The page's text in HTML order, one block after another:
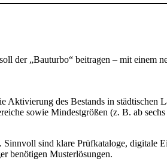
der „Bauturbo“ beitragen – mit
des Bestands in
sowie Mindestgrößen (z. B. ab
sind klare Prüfkataloge, digitale
benötigen Musterlösungen.